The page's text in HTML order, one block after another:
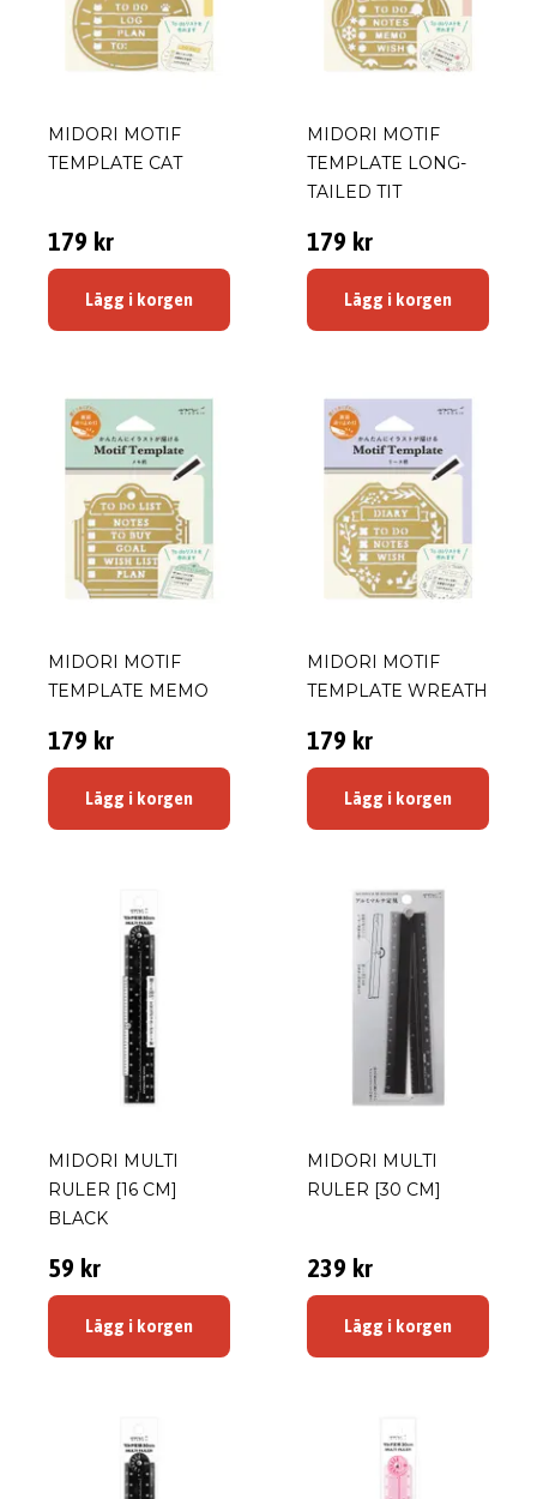
MIDORI MOTIF
TEMPLATE CAT
179 kr
Lägg i korgen
MIDORI MOTIF
TEMPLATE LONG-
TAILED TIT
179 kr
Lägg i korgen
MIDORI MOTIF
TEMPLATE MEMO
179 kr
Lägg i korgen
MIDORI MOTIF
TEMPLATE WREATH
179 kr
Lägg i korgen
MIDORI MULTI
RULER [16 CM]
BLACK
59 kr
Lägg i korgen
MIDORI MULTI
RULER [30 CM]
239 kr
Lägg i korgen